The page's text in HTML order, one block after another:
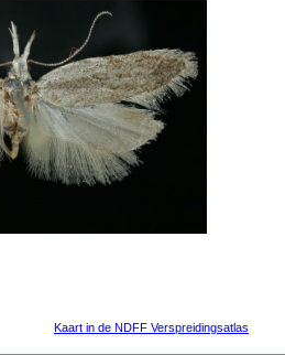
Kaart in de NDFF Verspreidingsatlas